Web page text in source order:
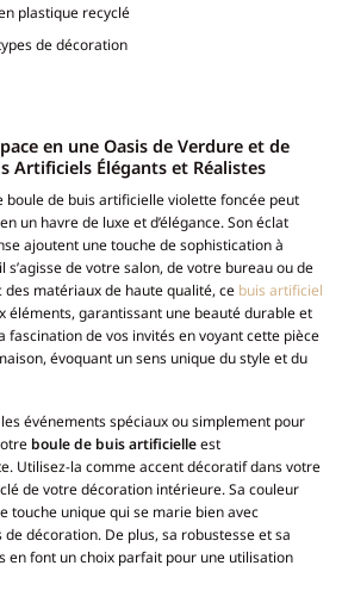
plastique recyclé
de décoration
en une Oasis de Verdure et de
Artificiels Élégants et Réalistes
boule de buis artificielle violette foncée peut
un havre de luxe et d’élégance. Son éclat
ajoutent une touche de sophistication à
s’agisse de votre salon, de votre bureau ou de
matériaux de haute qualité, ce buis artificiel
éléments, garantissant une beauté durable et
fascination de vos invités en voyant cette pièce
évoquant un sens unique du style et du
événements spéciaux ou simplement pour
boule de buis artificielleest
Utilisez-la comme accent décoratif dans votre
de votre décoration intérieure. Sa couleur
touche unique qui se marie bien avec
décoration. De plus, sa robustesse et sa
en font un choix parfait pour une utilisation